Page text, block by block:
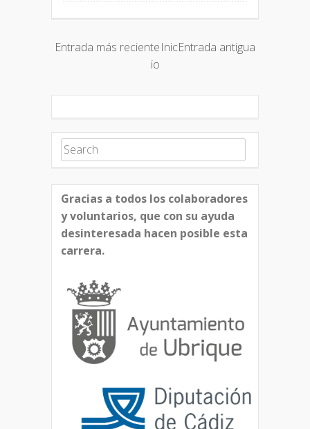
Entrada más reciente Entrada antigua
Inic
io
Search for:
Gracias a todos los colaboradores
y voluntarios, que con su ayuda
desinteresada hacen posible esta
carrera.